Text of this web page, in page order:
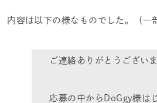
内容は以下の様なものでした。（一
ご連絡ありがとうございま
応募の中からDoGgy様は